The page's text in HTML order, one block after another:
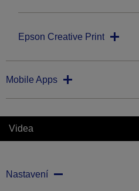
Epson Creative Print
Mobile Apps
Videa
Nastavení